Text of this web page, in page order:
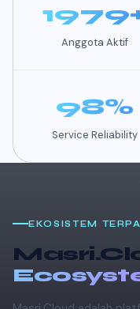
Anggota Aktif
98%
Service Reliability
EKOSISTEM